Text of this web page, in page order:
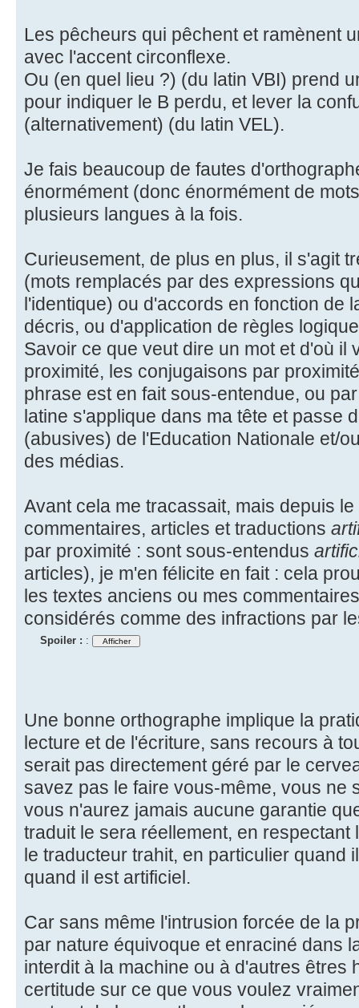
Les pêcheurs qui pêchent et ramènent
avec l'accent circonflexe.
Ou (en quel lieu ?) (du latin VBI) prend
pour indiquer le B perdu, et lever la
(alternativement) (du latin VEL).
Je fais beaucoup de fautes
énormément (donc énormément de
plusieurs langues à la fois.
Curieusement, de plus en plus, il s'agit
(mots remplacés par des expressions
l'identique) ou d'accords en fonction de
décris, ou d'application de règles
Savoir ce que veut dire un mot et d'où il
proximité, les conjugaisons par
phrase est en fait sous-entendue, ou
latine s'applique dans ma tête et passe
(abusives) de l'Education Nationale et/
des médias.
Avant cela me tracassait, mais depuis
commentaires, articles et traductions
par proximité : sont sous-entendus
articles), je m'en félicite en fait : cela
les textes anciens ou mes
considérés comme des infractions par
Spoiler : :
Une bonne orthographe implique la
lecture et de l'écriture, sans recours à
serait pas directement géré par le
savez pas le faire vous-même, vous ne
vous n'aurez jamais aucune garantie
traduit le sera réellement, en respectant
le traducteur trahit, en particulier quand
quand il est artificiel.
Car sans même l'intrusion forcée de la
par nature équivoque et enraciné dans
interdit à la machine ou à d'autres êtres
certitude sur ce que vous voulez